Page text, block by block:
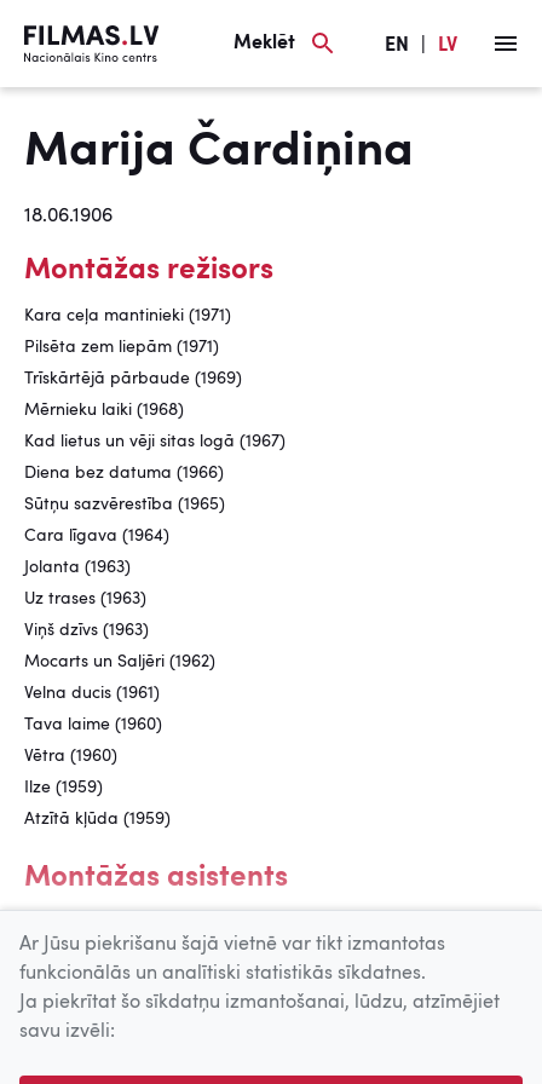
Meklēt EN LV
Marija Čardiņina
18.06.1906
Montāžas režisors
Kara ceļa mantinieki (1971)
Pilsēta zem liepām (1971)
Trīskārtējā pārbaude (1969)
Mērnieku laiki (1968)
Kad lietus un vēji sitas logā (1967)
Diena bez datuma (1966)
Sūtņu sazvērestība (1965)
Cara līgava (1964)
Jolanta (1963)
Uz trases (1963)
Viņš dzīvs (1963)
Mocarts un Saljēri (1962)
Velna ducis (1961)
Tava laime (1960)
Vētra (1960)
Ilze (1959)
Atzītā kļūda (1959)
Montāžas asistents
Uz augšu
© 2026 Nacionālais Kino centrs, Kultūras informācijas sistēmu
Ar Jūsu piekrišanu šajā vietnē var tikt izmantotas
funkcionālās un analītiski statistikās sīkdatnes.
Ja piekrītat šo sīkdatņu izmantošanai, lūdzu, atzīmējiet
savu izvēli: